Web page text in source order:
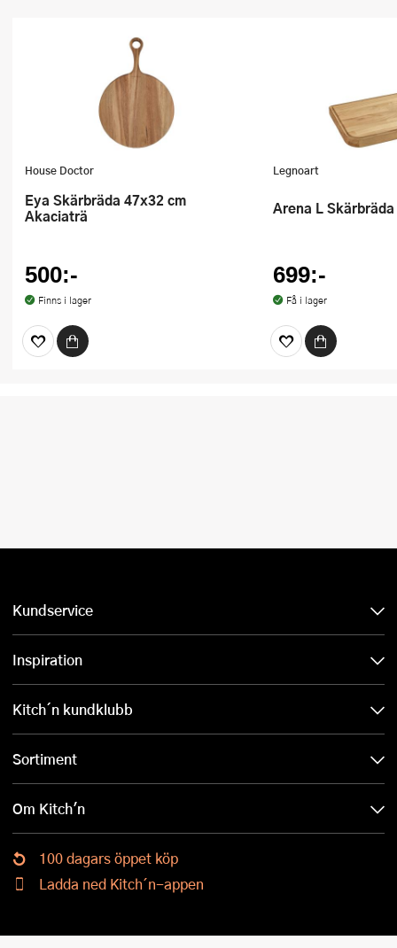
House Doctor
Eya Skärbräda 47x32 cm
Akaciaträ
500:-
Finns i lager
Legnoart
Arena L
699:-
Få i lager
Kundservice
Inspiration
Kitch´n kundklubb
Sortiment
Om Kitch'n
100 dagars öppet köp
Ladda ned Kitch´n-appen